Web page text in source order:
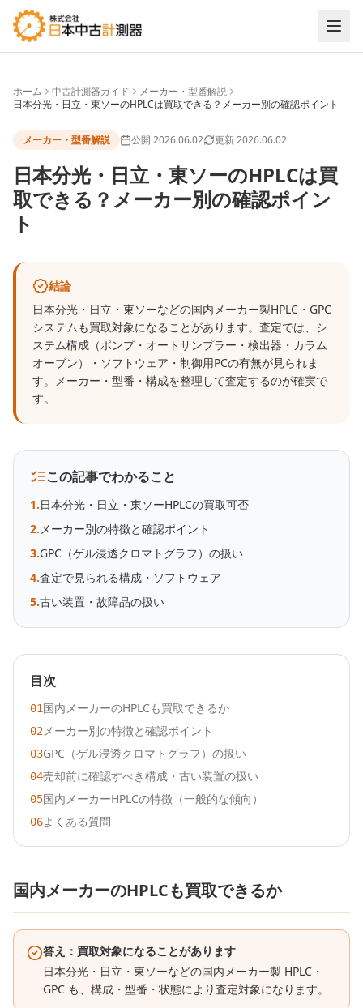
ホーム 中古計測器ガイド
メーカー・型番解説
日本分光・日立・東ソーのHPLCは買取できる？メーカー別の確認ポイント
メーカー・型番解説 公開 2026.06.02 更新2026.06.02
日本分光・日立・東ソーのHPLCは買
取できる？メーカー別の確認ポイン
ト
結論
日本分光・日立・東ソーなどの国内メーカー製HPLC・GPC
システムも買取対象になることがあります。査定では、シ
ステム構成（ポンプ・オートサンプラー・検出器・カラム
オーブン）・ソフトウェア・制御用PCの有無が見られま
す。メーカー・型番・構成を整理して査定するのが確実で
す。
この記事でわかること
1.日本分光・日立・東ソーHPLCの買取可否
2.メーカー別の特徴と確認ポイント
3.GPC（ゲル浸透クロマトグラフ）の扱い
4.査定で見られる構成・ソフトウェア
5.古い装置・故障品の扱い
目次
01国内メーカーのHPLCも買取できるか
02メーカー別の特徴と確認ポイント
03GPC（ゲル浸透クロマトグラフ）の扱い
04売却前に確認すべき構成・古い装置の扱い
05国内メーカーHPLCの特徴（一般的な傾向）
06よくある質問
国内メーカーのHPLCも買取できるか
答え：買取対象になることがあります
日本分光・日立・東ソーなどの国内メーカー製 HPLC・
GPC も、構成・型番・状態により査定対象になります。